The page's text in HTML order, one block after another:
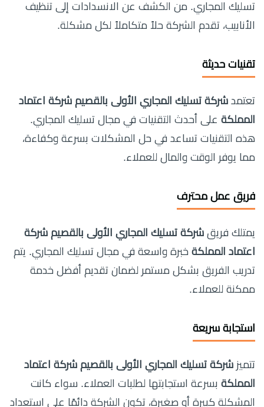
تسليك المجاري. من الكشف عن الانسدادات إلى تنظيف
الأنابيب، تقدم الشركة حلاً متكاملاً لكل مشكلة.
تقنيات حديثة
تعتمد شركة تسليك المجاري الأولى بالقصيم شركة اعتماد
المملكة على أحدث التقنيات في مجال تسليك المجاري.
هذه التقنيات تساعد في حل المشكلات بسرعة وكفاءة،
مما يوفر الوقت والمال للعملاء.
فريق عمل محترف
يمتلك فريق شركة تسليك المجاري الأولى بالقصيم شركة
اعتماد المملكة خبرة واسعة في مجال تسليك المجاري. يتم
تدريب الفريق بشكل مستمر لضمان تقديم أفضل خدمة
ممكنة للعملاء.
استجابة سريعة
تتميز شركة تسليك المجاري الأولى بالقصيم شركة اعتماد
المملكة بسرعة استجابتها لطلبات العملاء. سواء كانت
المشكلة كبيرة أو صغيرة، تكون الشركة دائمًا على استعداد